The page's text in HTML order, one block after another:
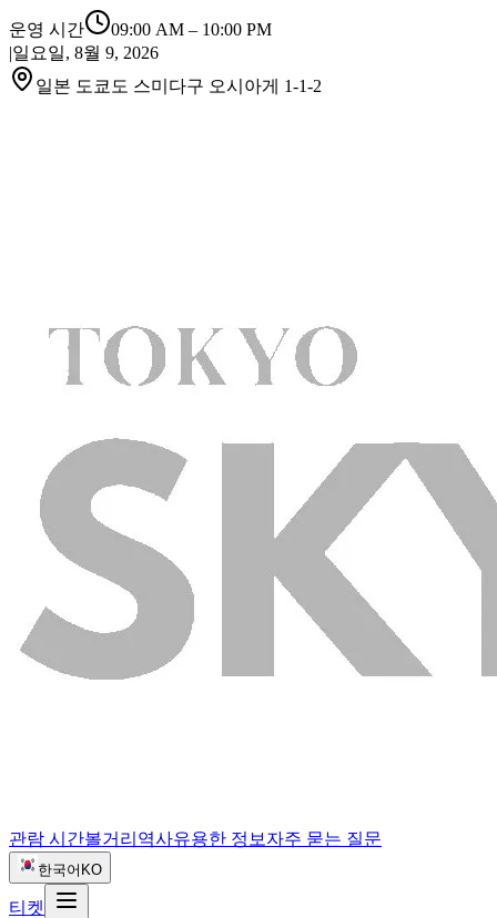
운영 시간 09:00 AM – 10:00 PM
|일요일, 8월 9, 2026
일본 도쿄도 스미다구 오시아게 1-1-2
관람 시간볼거리 역사유용한 정보 자주 묻는 질문
한국어 KO
티켓